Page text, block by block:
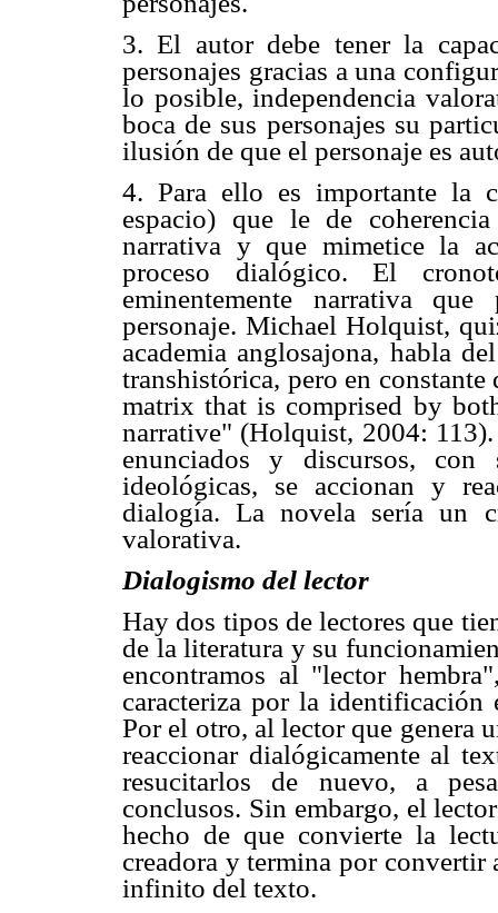
3. El autor debe tener la
personajes gracias a una
lo posible, independencia
boca de sus personajes su
ilusión de que el personaje es
4. Para ello es importante la
espacio) que le de
narrativa y que mimetice la
proceso dialógico. El
eminentemente narrativa
personaje. Michael Holquist,
academia anglosajona, habla
transhistórica, pero en
matrix that is comprised by
narrative" (Holquist, 2004:
enunciados y discursos, con
ideológicas, se accionan y
dialogía. La novela sería un
valorativa.
Dialogismo del lector
Hay dos tipos de lectores que
de la literatura y su
encontramos al "lector
caracteriza por la identificación
Por el otro, al lector que genera
reaccionar dialógicamente al
resucitarlos de nuevo, a
conclusos. Sin embargo, el
hecho de que convierte la
creadora y termina por
infinito del texto.